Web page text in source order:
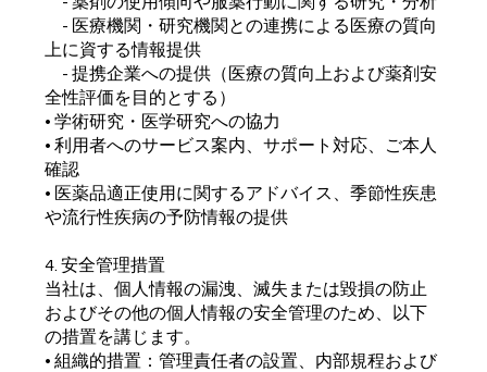
- 医療機関・研究機関との連携による医療の質向
上に資する情報提供
- 提携企業への提供（医療の質向上および薬剤安
全性評価を目的とする）
• 学術研究・医学研究への協力
• 利用者へのサービス案内、サポート対応、ご本人
確認
• 医薬品適正使用に関するアドバイス、季節性疾患
や流行性疾病の予防情報の提供
4. 安全管理措置
当社は、個人情報の漏洩、滅失または毀損の防止
およびその他の個人情報の安全管理のため、以下
の措置を講じます。
• 組織的措置：管理責任者の設置、内部規程および